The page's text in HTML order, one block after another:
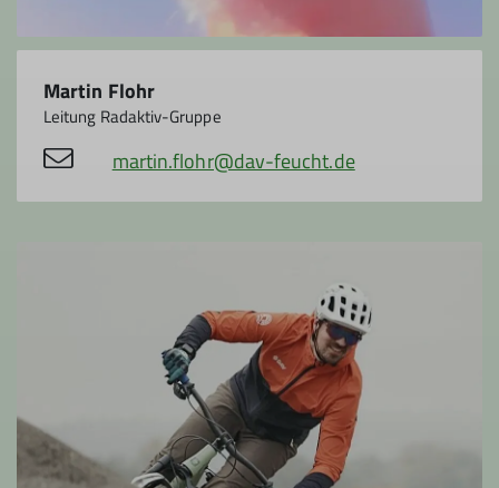
Martin Flohr
Leitung Radaktiv-Gruppe
martin.flohr@dav-feucht.de